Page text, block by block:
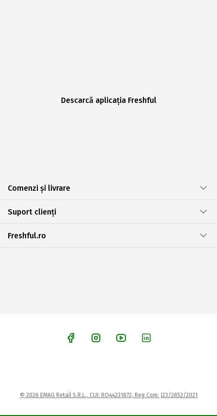
Descarcă aplicația Freshful
Comenzi și livrare
Suport clienți
Freshful.ro
© 2026 EMAG Retail S.R.L., CUI: RO44231872, Reg.Com: J23/2852/2021